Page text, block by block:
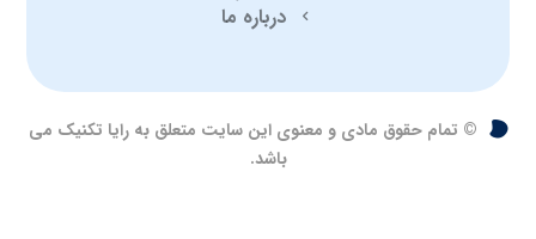
درباره ما
© تمام حقوق مادی و معنوی این سایت متعلق به رایا تکنیک می
باشد.